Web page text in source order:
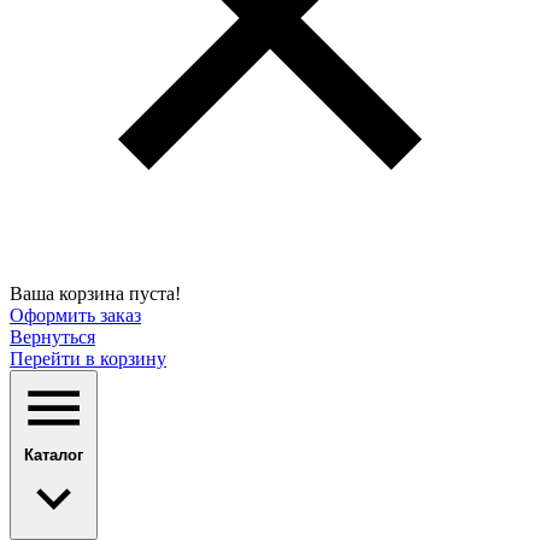
Ваша корзина пуста!
Оформить заказ
Вернуться
Перейти в корзину
Каталог